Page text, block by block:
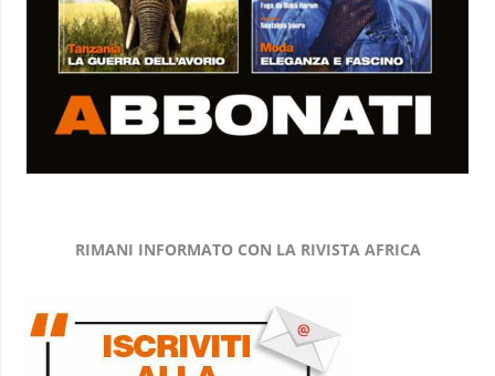
RIMANI INFORMATO CON LA RIVISTA AFRICA